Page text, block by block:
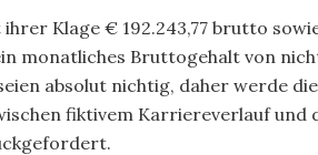
Klage € 192.243,77 brutto
monatliches Bruttogehalt von
absolut nichtig, daher werde
fiktivem Karriereverlauf und